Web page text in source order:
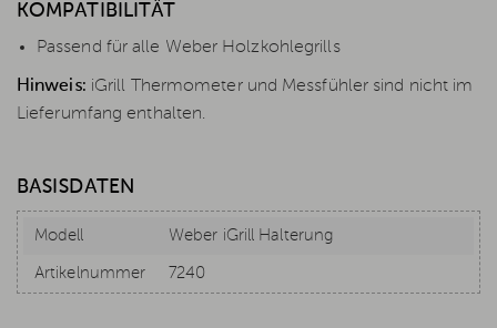
KOMPATIBILITÄT
Passend für alle Weber Holzkohlegrills
Hinweis: iGrill Thermometer und Messfühler sind nicht im
Lieferumfang enthalten.
BASISDATEN
Modell Weber iGrill Halterung
Artikelnummer 7240